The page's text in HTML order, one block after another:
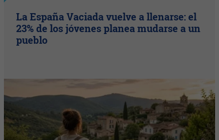
La España Vaciada vuelve a llenarse: el
23% de los jóvenes planea mudarse a un
pueblo